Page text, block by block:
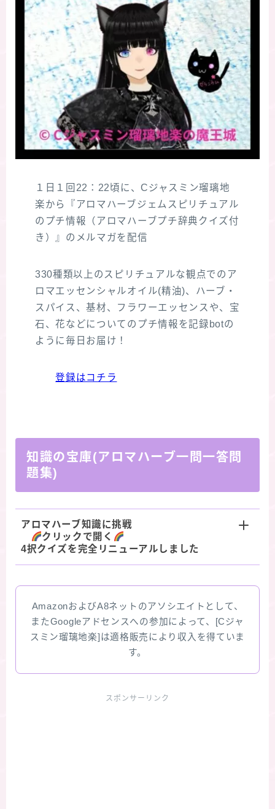
１日１回22：22頃に、Cジャスミン瑠璃地
楽から『アロマハーブジェムスピリチュアル
のプチ情報（アロマハーブプチ辞典クイズ付
き）』のメルマガを配信
330種類以上のスピリチュアルな観点でのア
ロマエッセンシャルオイル(精油)、ハーブ・
スパイス、基材、フラワーエッセンスや、宝
石、花などについてのプチ情報を記録botの
ように毎日お届け！
登録はコチラ
知識の宝庫(アロマハーブ一問一答問
題集)
アロマハーブ知識に挑戦
クリックで開く
4択クイズを完全リニューアルしました
AmazonおよびA8ネットのアソシエイトとして、
またGoogleアドセンスへの参加によって、[Cジャ
スミン瑠璃地楽]は適格販売により収入を得ていま
す。
スポンサーリンク